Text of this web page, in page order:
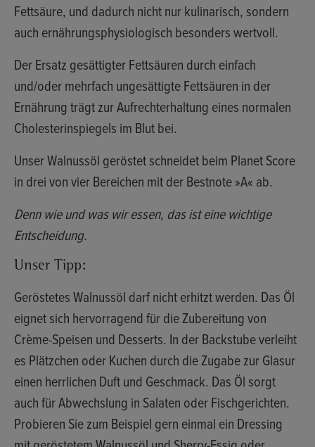
Fettsäure, und dadurch nicht nur kulinarisch, sondern
auch ernährungsphysiologisch besonders wertvoll.
Der Ersatz gesättigter Fettsäuren durch einfach
und/oder mehrfach ungesättigte Fettsäuren in der
Ernährung trägt zurAufrechterhaltung eines normalen
Cholesterinspiegels im Blut bei.
UnserWalnussöl geröstetschneidet beim Planet Score
in drei von vier Bereichen mit der Bestnote »A« ab.
Denn wie und was wir essen, das ist eine wichtige
Entscheidung.
Unser Tipp:
Geröstetes Walnussöl darf nicht erhitzt werden. Das Öl
eignet sich hervorragend für die Zubereitung von
Crème-Speisen und Desserts. In der Backstube verleiht
es Plätzchen oder Kuchen durch die Zugabe zur Glasur
einen herrlichen Duft und Geschmack. Das Öl sorgt
auch für Abwechslung in Salaten oder Fischgerichten.
Probieren Sie zum Beispiel gern einmal ein Dressing